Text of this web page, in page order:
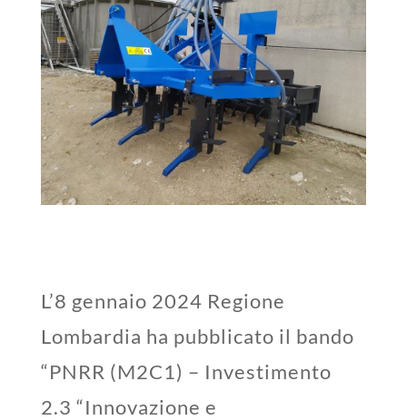
L’8 gennaio 2024 Regione
Lombardia ha pubblicato il bando
“PNRR (M2C1) – Investimento
2.3 “Innovazione e